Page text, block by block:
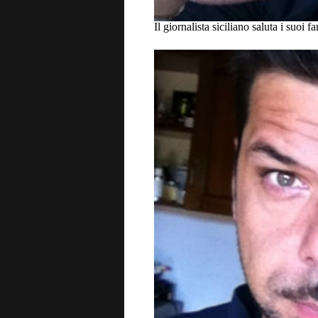
Il giornalista siciliano saluta i suoi